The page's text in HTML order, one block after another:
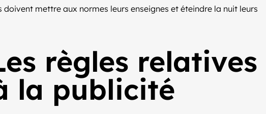
doivent mettre aux normes leurs enseignes et éteindre la nuit leurs
règles relatives
la publicité